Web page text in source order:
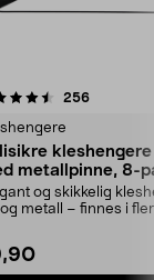
256
metallpinne, 8-
og skikkelig
metall – finnes i
4.5av 5 stjerner